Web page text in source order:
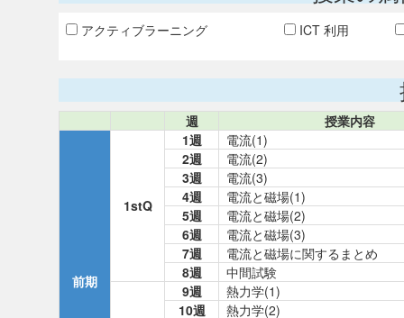
アクティブラーニング ICT 利用
週 授業内容
前期
1stQ
1週
電流(1)
2週
電流(2)
3週
電流(3)
4週
電流と磁場(1)
5週
電流と磁場(2)
6週
電流と磁場(3)
7週
電流と磁場に関するまとめ
8週
中間試験
9週
熱力学(1)
10週
熱力学(2)